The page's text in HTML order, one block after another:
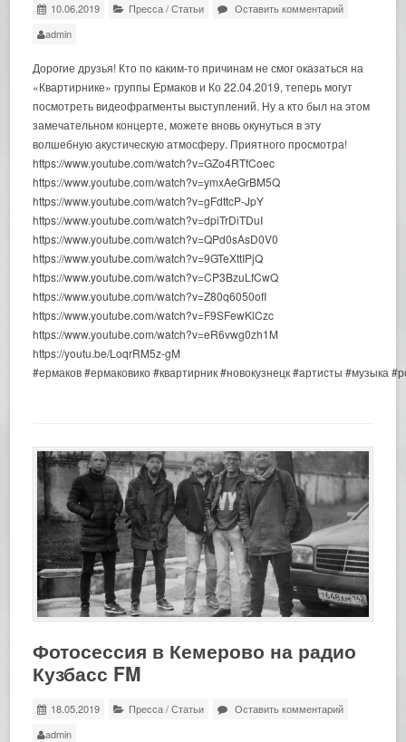
10.06.2019 Пресса/Статьи
Оставить комментарий
admin
Дорогие друзья! Кто по каким-то причинам не смог оказаться на
«Квартирнике» группы Ермаков и Ко 22.04.2019, теперь могут
посмотреть видеофрагменты выступлений. Ну а кто был на этом
замечательном концерте, можете вновь окунуться в эту
волшебную акустическую атмосферу. Приятного просмотра!
https://www.youtube.com/watch?v=GZo4RTfCoec
https://www.youtube.com/watch?v=ymxAeGrBM5Q
https://www.youtube.com/watch?v=gFdttcP-JpY
https://www.youtube.com/watch?v=dpiTrDiTDuI
https://www.youtube.com/watch?v=QPd0sAsD0V0
https://www.youtube.com/watch?v=9GTeXttIPjQ
https://www.youtube.com/watch?v=CP3BzuLfCwQ
https://www.youtube.com/watch?v=Z80q6050ofI
https://www.youtube.com/watch?v=F9SFewKlCzc
https://www.youtube.com/watch?v=eR6vwg0zh1M
https://youtu.be/LoqrRM5z-gM
#ермаков #ермаковико #квартирник #новокузнецк #артисты #музыка
Фотосессия в Кемерово на радио
Кузбасс FM
18.05.2019 Пресса/Статьи
Оставить комментарий
admin